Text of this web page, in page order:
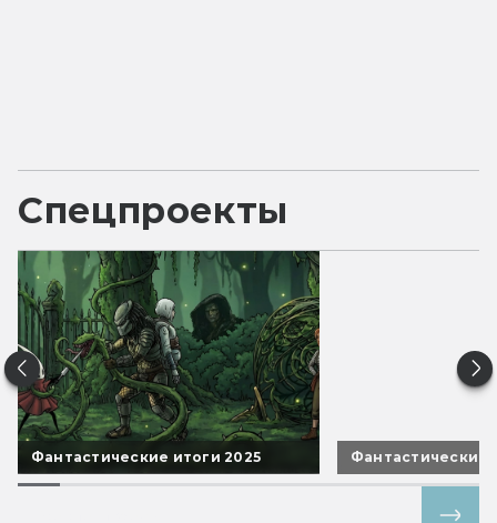
Спецпроекты
Фантастические итоги 2025 Фантастические